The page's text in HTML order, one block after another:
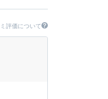
評価について